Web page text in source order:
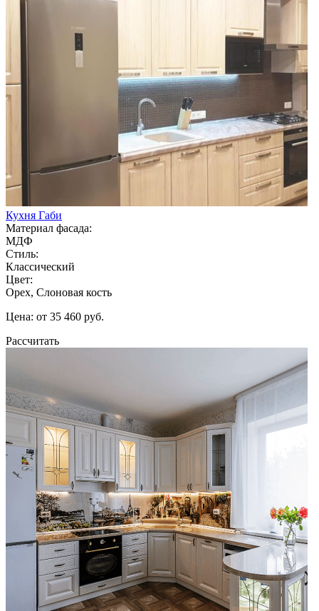
Кухня Габи
Материал фасада:
МДФ
Стиль:
Классический
Цвет:
Орех, Слоновая кость
Цена: от 35 460 руб.
Рассчитать